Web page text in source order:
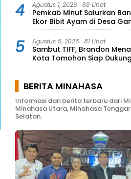
4 Agustus 1, 2026 88 Lihat
Pemkab Minut Salurkan
Ekor Bibit Ayam di Desa
5 Agustus 5, 2026 81 Lihat
Sambut TIFF, Brandon
Kota Tomohon Siap
Sukseskan TIFF 2026
BERITA MINAHASA
Informasi dan berita terbaru dari
Minahasa Utara, Minahasa
Selatan.